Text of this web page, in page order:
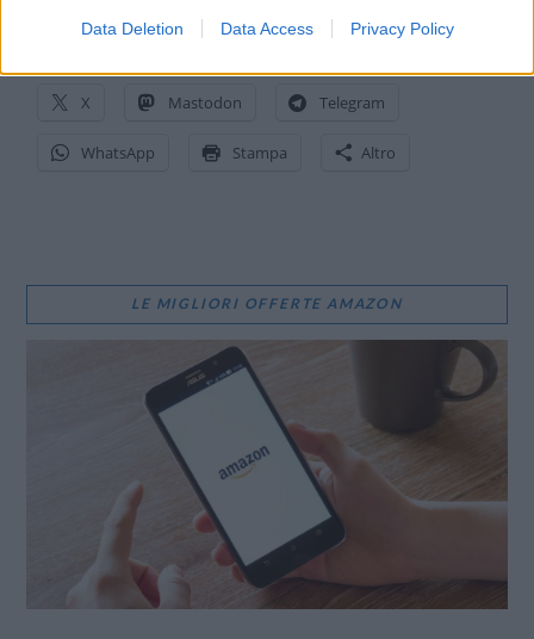
Data Deletion Data Access Privacy Policy
X Mastodon Telegram
WhatsApp Stampa Altro
LE MIGLIORI OFFERTE AMAZON